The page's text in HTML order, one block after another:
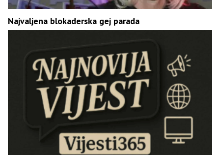
Najvaljena blokaderska gej parada